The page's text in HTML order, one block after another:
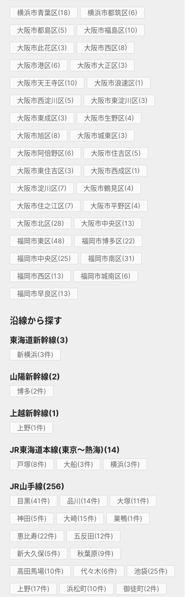
横浜市青葉区(18) 横浜市都筑区(6)
大阪市都島区(5) 大阪市福島区(10)
大阪市此花区(3) 大阪市西区(8)
大阪市港区(6) 大阪市大正区(3)
大阪市天王寺区(10) 大阪市浪速区(1)
大阪市西淀川区(5) 大阪市東淀川区(3)
大阪市東成区(3) 大阪市生野区(4)
大阪市旭区(8) 大阪市城東区(3)
大阪市阿倍野区(6) 大阪市住吉区(5)
大阪市東住吉区(3) 大阪市西成区(1)
大阪市淀川区(7) 大阪市鶴見区(4)
大阪市住之江区(7) 大阪市平野区(4)
大阪市北区(28) 大阪市中央区(13)
福岡市東区(48) 福岡市博多区(22)
福岡市中央区(25) 福岡市南区(31)
福岡市西区(13) 福岡市城南区(6)
福岡市早良区(13)
沿線から探す
東海道新幹線(3)
新横浜(3件)
山陽新幹線(2)
博多(2件)
上越新幹線(1)
上野(1件)
JR東海道本線(東京～熱海)(14)
戸塚(8件) 大船(3件) 横浜(3件)
JR山手線(256)
目黒(41件) 品川(14件) 大塚(11件)
神田(5件) 大崎(15件) 巣鴨(1件)
恵比寿(22件) 五反田(12件)
新大久保(5件) 秋葉原(9件)
高田馬場(10件) 代々木(6件) 池袋(25件)
上野(17件) 浜松町(10件) 御徒町(2件)